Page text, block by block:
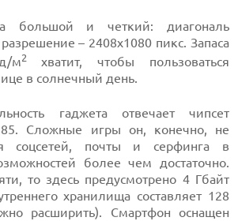
большой и четкий: диагональ
– 2408х1080 пикс. Запаса
м2хватит, чтобы пользоваться
в солнечный день.
гаджета отвечает чипсет
Сложные игры он, конечно, не
соцсетей, почты и серфинга в
более чем достаточно.
то здесь предусмотрено 4 Гбайт
хранилища составляет 128
расширить). Смартфон оснащен